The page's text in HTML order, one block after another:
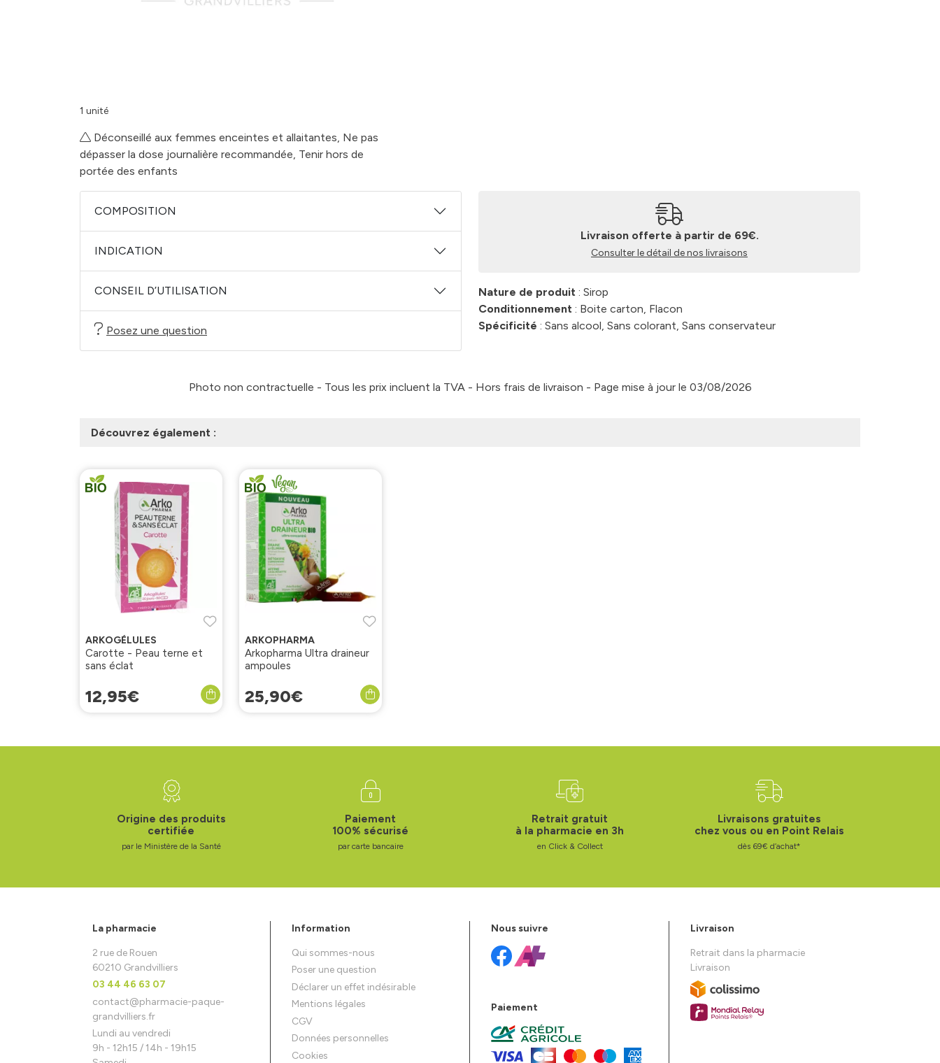
1 unité
Déconseillé aux femmes enceintes et allaitantes, Ne pas
dépasser la dose journalière recommandée, Tenir hors de
portée des enfants
COMPOSITION
INDICATION
CONSEIL D’UTILISATION
Posez une question
Livraison offerte à partir de 69€.
Consulter le détail de nos livraisons
Nature de produit : Sirop
Conditionnement : Boite carton, Flacon
Spécificité : Sans alcool, Sans colorant, Sans conservateur
Photo non contractuelle - Tous les prix incluent la TVA - Hors frais de livraison - Page mise à jour le 03/08/2026
Découvrez également :
ARKOGÉLULES
Carotte - Peau terne et
sans éclat
12,95€
ARKOPHARMA
Arkopharma Ultra draineur
ampoules
25,90€
Origine des produits
certifiée
par le Ministère de la Santé
Paiement
100% sécurisé
par carte bancaire
Retrait gratuit
à la pharmacie en 3h
en Click & Collect
Livraisons gratuites
chez vous ou en Point Relais
dès 69€ d’achat*
La pharmacie
2 rue de Rouen
60210 Grandvilliers
03 44 46 63 07
contact@pharmacie-paque-
grandvilliers.fr
Lundi au vendredi
9h - 12h15 / 14h - 19h15
Information
Qui sommes-nous
Poser une question
Déclarer un effet indésirable
Mentions légales
CGV
Données personnelles
Cookies
Nous suivre
Paiement
Livraison
Retrait dans la pharmacie
Livraison